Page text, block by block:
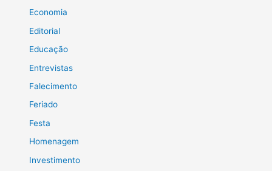
Economia
Editorial
Educação
Entrevistas
Falecimento
Feriado
Festa
Homenagem
Investimento